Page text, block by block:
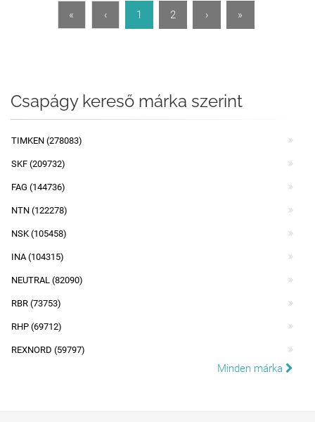
« ‹ 1 2 › »
Csapágy kereső márka szerint
TIMKEN (278083)
SKF (209732)
FAG (144736)
NTN (122278)
NSK (105458)
INA (104315)
NEUTRAL (82090)
RBR (73753)
RHP (69712)
REXNORD (59797)
Minden márka